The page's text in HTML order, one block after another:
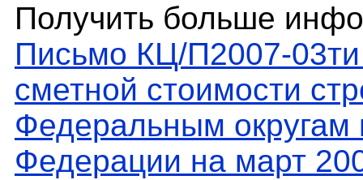
Получить больше
Письмо КЦ/П2007-
сметной стоимости
Федеральным округам
Федерации на март